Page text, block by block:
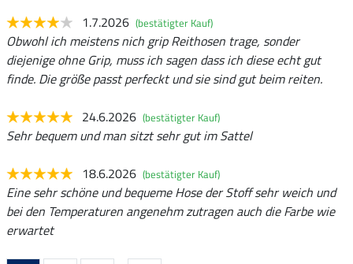
1.7.2026 (bestätigter Kauf)
Obwohl ich meistens nich grip Reithosen trage, sonder
diejenige ohne Grip, muss ich sagen dass ich diese echt gut
finde. Die größe passt perfeckt und sie sind gut beim reiten.
24.6.2026 (bestätigter Kauf)
Sehr bequem und man sitzt sehr gut im Sattel
18.6.2026 (bestätigter Kauf)
Eine sehr schöne und bequeme Hose der Stoff sehr weich und
bei den Temperaturen angenehm zutragen auch die Farbe wie
erwartet